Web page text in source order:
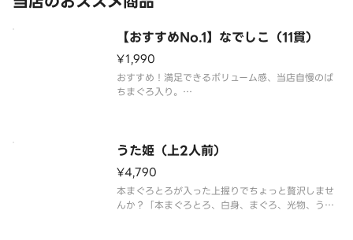
【おすすめNo.1】なでしこ（11貫）
¥1,990
おすすめ！満足できるボリューム感、当店自慢のば
ちまぐろ入り。
びをご利用ください。
※食材の
うた姫（上2人前）
¥4,790
本まぐろとろが入った上握りでちょっと贅沢しませ
んか？「本まぐろとろ、白身、まぐろ、光物、う